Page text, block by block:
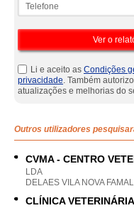
Li e aceito as Condições
privacidade. Também
atualizações e melhorias do
Outros utilizadores
CVMA - CENTRO
LDA
DELAES VILA NOVA
CLÍNICA